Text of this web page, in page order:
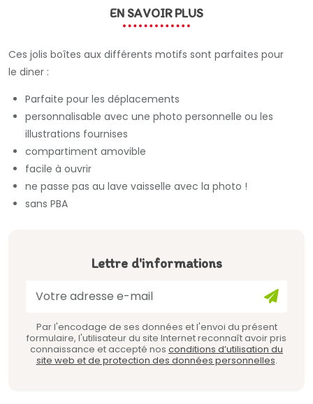
EN SAVOIR PLUS
Ces jolis boîtes aux différents motifs sont parfaites pour
le diner :
Parfaite pour les déplacements
personnalisable avec une photo personnelle ou les
illustrations fournises
compartiment amovible
facile à ouvrir
ne passe pas au lave vaisselle avec la photo !
sans PBA
Lettre d'informations
Par l'encodage de ses données et l'envoi du présent
formulaire, l'utilisateur du site Internet reconnaît avoir pris
connaissance et accepté nos conditions d’utilisation du
site web et de protection des données personnelles.